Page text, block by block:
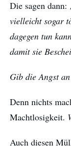
Die sagen dann:
vielleicht sogar
dagegen tun
damit sie
Gib die Angst
Denn nichts
Machtlosigkeit.
Auch diesen